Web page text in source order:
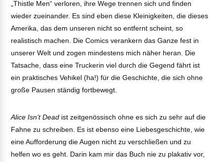
„Thistle Men“ verloren, ihre Wege trennen sich und finden
wieder zueinander. Es sind eben diese Kleinigkeiten, die dieses
Amerika, das dem unseren nicht so entfernt scheint, so
realistisch machen. Die Comics verankern das Ganze fest in
unserer Welt und zogen mindestens mich näher heran. Die
Tatsache, dass eine Truckerin viel durch die Gegend fährt ist
ein praktisches Vehikel (ha!) für die Geschichte, die sich ohne
große Pausen ständig fortbewegt.
Alice Isn’t Dead ist zeitgenössisch ohne es sich zu sehr auf die
Fahne zu schreiben. Es ist ebenso eine Liebesgeschichte, wie
eine Aufforderung die Augen nicht zu verschließen und zu
helfen wo es geht. Darin kam mir das Buch nie zu plakativ vor,